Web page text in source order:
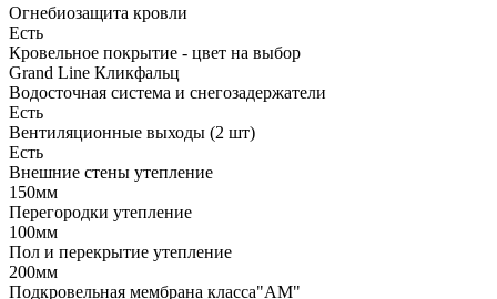
Огнебиозащита кровли
Есть
Кровельное покрытие - цвет на выбор
Grand Line Кликфальц
Водосточная система и снегозадержатели
Есть
Вентиляционные выходы (2 шт)
Есть
Внешние стены утепление
150мм
Перегородки утепление
100мм
Пол и перекрытие утепление
200мм
Подкровельная мембрана класса"АМ"